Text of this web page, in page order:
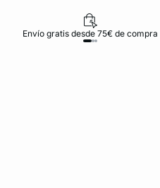
Envío gratis desde 75€ de compra